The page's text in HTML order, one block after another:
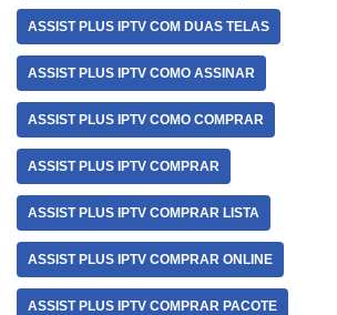
ASSIST PLUS IPTV COM DUAS TELAS
ASSIST PLUS IPTV COMO ASSINAR
ASSIST PLUS IPTV COMO COMPRAR
ASSIST PLUS IPTV COMPRAR
ASSIST PLUS IPTV COMPRAR LISTA
ASSIST PLUS IPTV COMPRAR ONLINE
ASSIST PLUS IPTV COMPRAR PACOTE